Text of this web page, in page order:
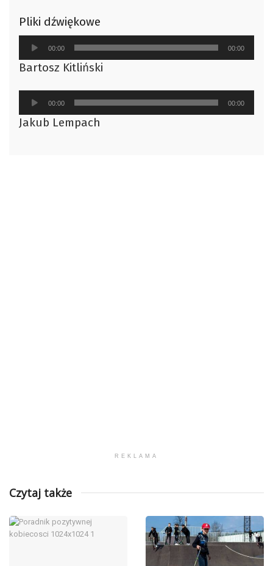
Pliki dźwiękowe
Odtwarzacz
plików
dźwiękowych
00:00 00:00
Bartosz Kitliński
Odtwarzacz
plików
dźwiękowych
00:00 00:00
Jakub Lempach
REKLAMA
Czytaj także